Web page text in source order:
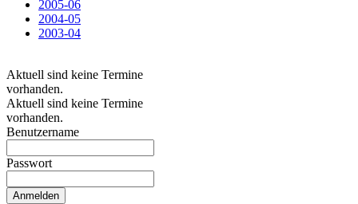
2005-06
2004-05
2003-04
Aktuell sind keine Termine
vorhanden.
Aktuell sind keine Termine
vorhanden.
Benutzername
Passwort